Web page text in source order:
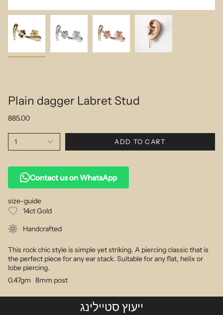
Plain dagger Labret Stud
885.00
1 ADD TO CART
Contact us on WhatsApp
size-guide
14ct Gold
Handcrafted
This rock chic style is simple yet striking. A piercing classic that is
the perfect piece for any ear stack. Suitable for any flat, helix or
lobe piercing.
0.47gm 8mm post
ייעוץ סטיילינג